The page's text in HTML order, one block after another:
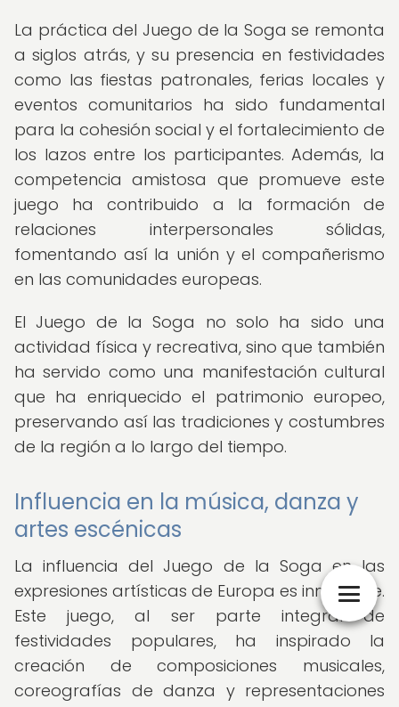
La práctica del Juego de la Soga se remonta
a siglos atrás, y su presencia en festividades
como las fiestas patronales, ferias locales y
eventos comunitarios ha sido fundamental
para la cohesión social y el fortalecimiento de
los lazos entre los participantes. Además, la
competencia amistosa que promueve este
juego ha contribuido a la formación de
relaciones interpersonales sólidas,
fomentando así la unión y el compañerismo
en las comunidades europeas.
El Juego de la Soga no solo ha sido una
actividad física y recreativa, sino que también
ha servido como una manifestación cultural
que ha enriquecido el patrimonio europeo,
preservando así las tradiciones y costumbres
de la región a lo largo del tiempo.
Influencia en la música, danza y
artes escénicas
La influencia del Juego de la Soga en las
expresiones artísticas de Europa es innegable.
Este juego, al ser parte integral de
festividades populares, ha inspirado la
creación de composiciones musicales,
coreografías de danza y representaciones